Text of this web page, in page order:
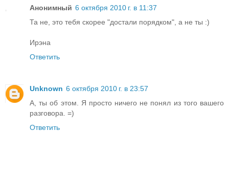
Анонимный 6 октября 2010 г. в 11:37
Та не, это тебя скорее "достали порядком", а не ты :)
Ирэна
Ответить
Unknown 6 октября 2010 г. в 23:57
А, ты об этом. Я просто ничего не понял из того вашего
разговора. =)
Ответить